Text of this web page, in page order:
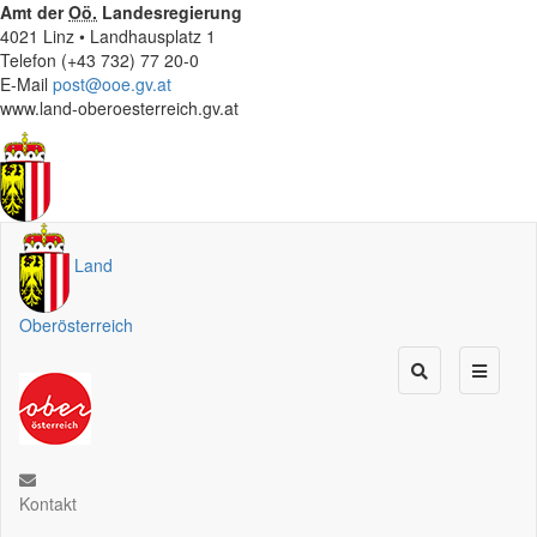
Amt derOö. Landesregierung
4021 Linz • Landhausplatz 1
Telefon (+43 732) 77 20-0
E-Mail post@ooe.gv.at
www.land-oberoesterreich.gv.at
Land
Oberösterreich
Kontakt